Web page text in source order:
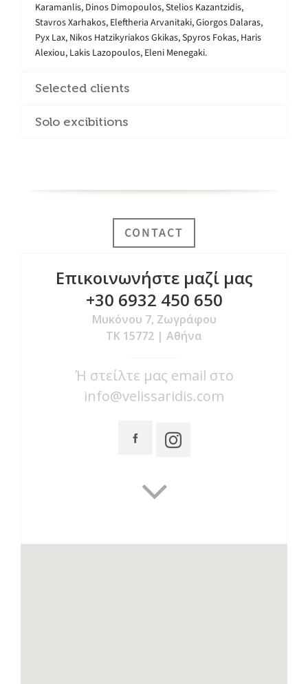
Karamanlis, Dinos Dimopoulos, Stelios Kazantzidis,
Stavros Xarhakos, Eleftheria Arvanitaki, Giorgos Dalaras,
Pyx Lax, Nikos Hatzikyriakos Gkikas, Spyros Fokas, Haris
Alexiou, Lakis Lazopoulos, Eleni Menegaki.
Selected clients
Solo excibitions
CONTACT
Επικοινωνήστε μαζί μας
+30 6932 450 650
Μυκόνου 7, Ζωγράφου
ΤΚ 15772 | Αθήνα
Ή στείλτε μας email στο
info@velissaridis.com